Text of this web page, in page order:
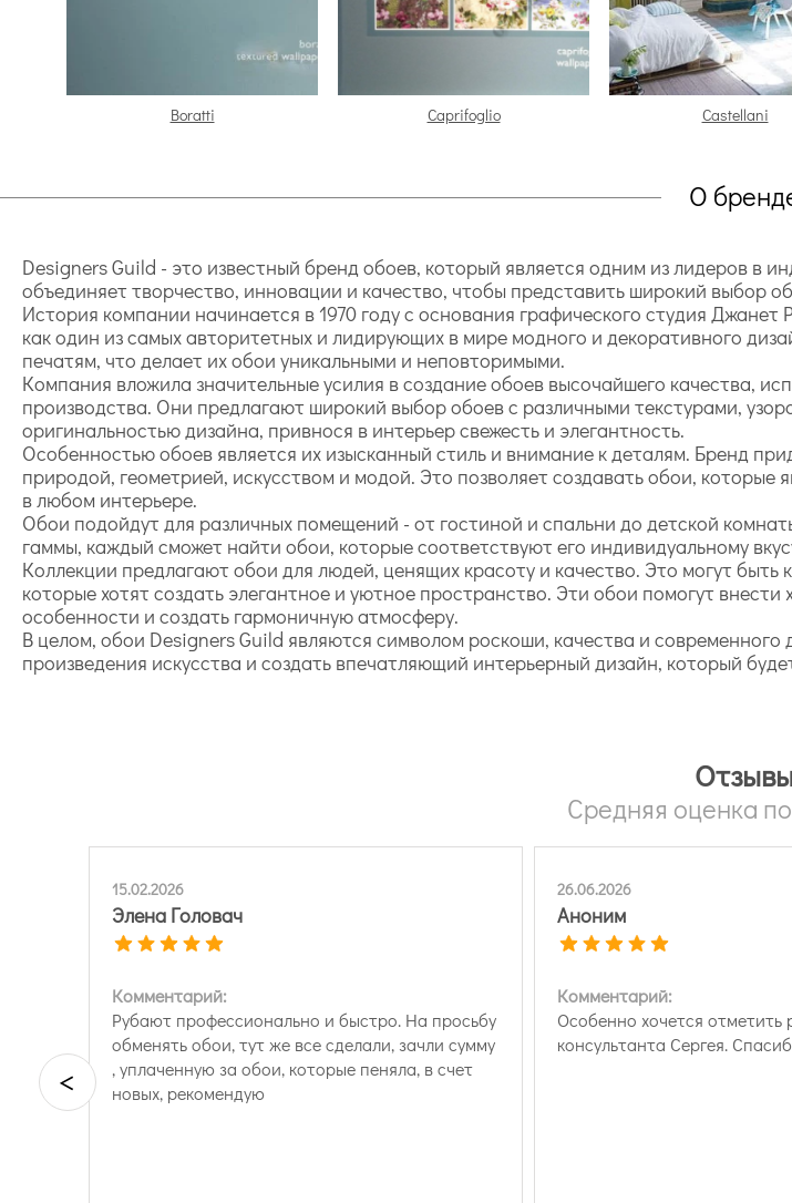
Boratti Caprifoglio Castellani
О
Designers Guild - это известный бренд обоев, который является одним из лидеров
объединяет творчество, инновации и качество, чтобы представить широкий выбор
История компании начинается в 1970 году с основания графического студия
как один из самых авторитетных и лидирующих в мире модного и декоративного
печатям, что делает их обои уникальными и неповторимыми.
Компания вложила значительные усилия в создание обоев высочайшего качества,
производства. Они предлагают широкий выбор обоев с различными текстурами,
оригинальностью дизайна, привнося в интерьер свежесть и элегантность.
Особенностью обоев является их изысканный стиль и внимание к деталям. Бренд
природой, геометрией, искусством и модой. Это позволяет создавать обои,
в любом интерьере.
Обои подойдут для различных помещений - от гостиной и спальни до детской
гаммы, каждый сможет найти обои, которые соответствуют его индивидуальному
Коллекции предлагают обои для людей, ценящих красоту и качество. Это могут
которые хотят создать элегантное и уютное пространство. Эти обои помогут
особенности и создать гармоничную атмосферу.
В целом, обои Designers Guild являются символом роскоши, качества и
произведения искусства и создать впечатляющий интерьерный дизайн, который
Средняя оценка
15.02.2026
Элена Головач
Комментарий:
Рубают профессионально и быстро. На просьбу
обменять обои, тут же все сделали, зачли сумму
, уплаченную за обои, которые пеняла, в счет
новых, рекомендую
26.06.2026
Аноним
Комментарий:
Особенно хочется отметить
консультанта Сергея.
<